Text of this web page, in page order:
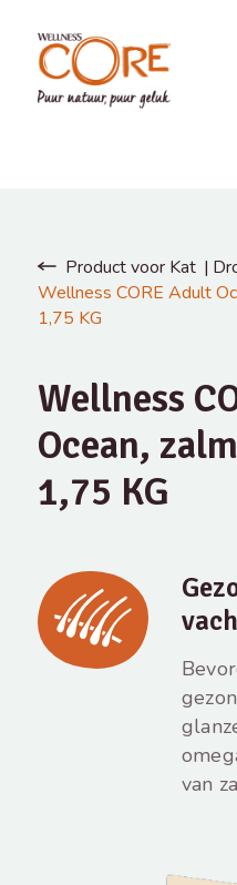
Product voor Kat
Wellness CORE Adult
1,75 KG
Wellness
Ocean,
1,75 KG
van